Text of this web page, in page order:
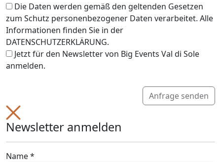
Die Daten werden gemäß den geltenden Gesetzen
zum Schutz personenbezogener Daten verarbeitet. Alle
Informationen finden Sie in der
DATENSCHUTZERKLÄRUNG.
Jetzt für den Newsletter von Big Events Val di Sole
anmelden.
Anfrage senden
Newsletter anmelden
Name *